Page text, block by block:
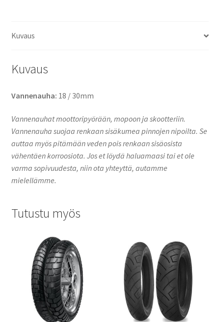
Kuvaus
Kuvaus
Vannenauha: 18 / 30mm
Vannenauhat moottoripyörään, mopoon ja skootteriin.
Vannenauha suojaa renkaan sisäkumea pinnojen nipoilta. Se
auttaa myös pitämään veden pois renkaan sisäosista
vähentäen korroosiota. Jos et löydä haluamaasi tai et ole
varma sopivuudesta, niin ota yhteyttä, autamme
mielellämme.
Tutustu myös